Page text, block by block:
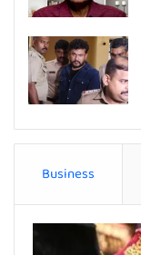
Business